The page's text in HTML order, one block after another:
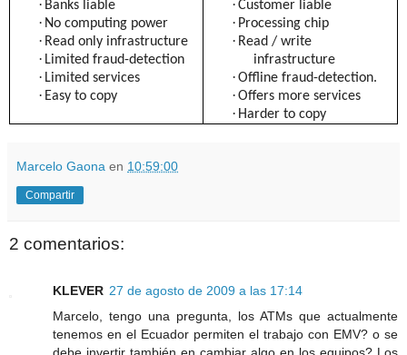
· Banks liable
· No computing power
· Read only infrastructure
· Limited fraud-detection
· Limited services
· Easy to copy
·Customer liable
· Processing chip
· Read / write
infrastructure
·Offline fraud-detection.
·Offers more services
· Harder to copy
Marcelo Gaona en 10:59:00
Compartir
2 comentarios:
KLEVER 27 de agosto de 2009 a las 17:14
Marcelo, tengo una pregunta, los ATMs que actualmente
tenemos en el Ecuador permiten el trabajo con EMV? o se